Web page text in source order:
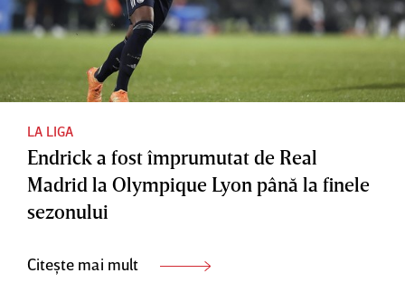
LA LIGA
Endrick a fost împrumutat de Real
Madrid la Olympique Lyon până la finele
sezonului
Citește mai mult